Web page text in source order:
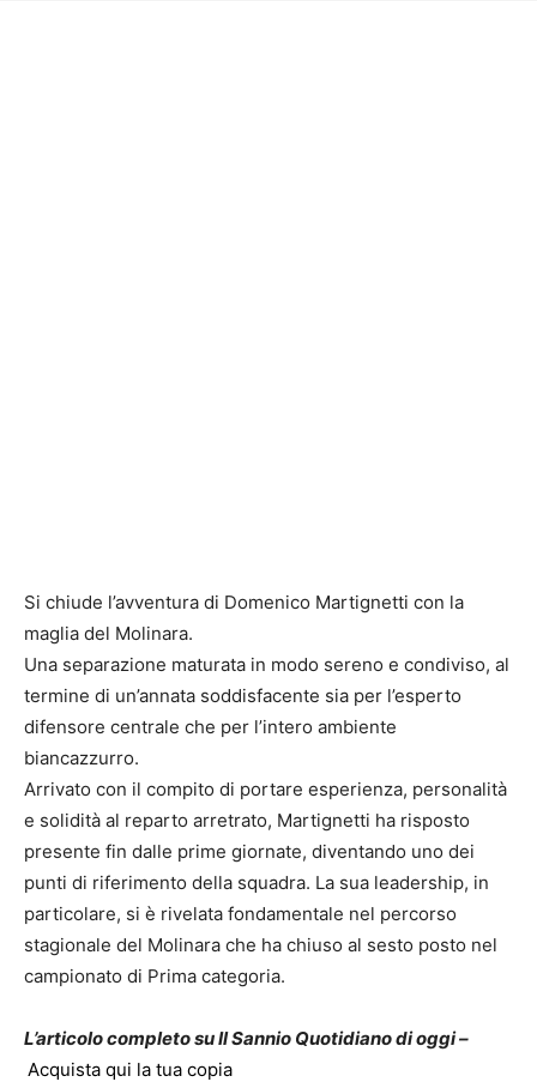
Si chiude l’avventura di Domenico Martignetti con la
maglia del Molinara.
Una separazione maturata in modo sereno e condiviso, al
termine di un’annata soddisfacente sia per l’esperto
difensore centrale che per l’intero ambiente
biancazzurro.
Arrivato con il compito di portare esperienza, personalità
e solidità al reparto arretrato, Martignetti ha risposto
presente fin dalle prime giornate, diventando uno dei
punti di riferimento della squadra. La sua leadership, in
particolare, si è rivelata fondamentale nel percorso
stagionale del Molinara che ha chiuso al sesto posto nel
campionato di Prima categoria.
L’articolo completo su Il Sannio Quotidiano di oggi –
Acquista qui la tua copia